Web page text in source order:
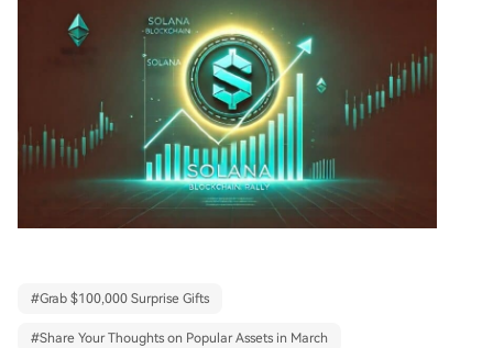
#Grab $100,000 Surprise Gifts
#Share Your Thoughts on Popular Assets in March